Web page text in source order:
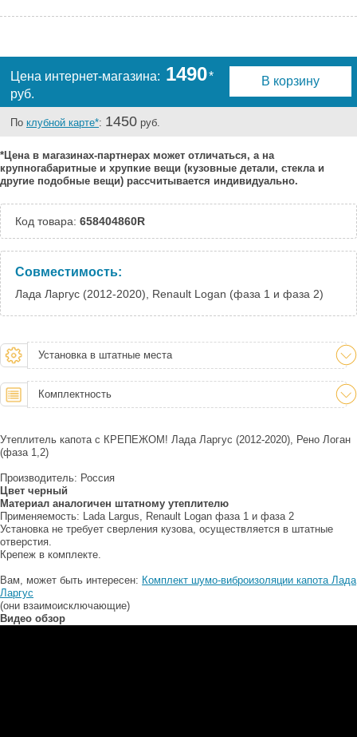
Челябинск:
Под заказ
Цена интернет-магазина: 1490*
руб.
В корзину
По клубной карте*: 1450 руб.
*Цена в магазинах-партнерах может отличаться, а на
крупногабаритные и хрупкие вещи (кузовные детали, стекла и
другие подобные вещи) рассчитывается индивидуально.
Код товара: 658404860R
Совместимость:
Лада Ларгус (2012-2020), Renault Logan (фаза 1 и фаза 2)
Установка в штатные места
Комплектность
Утеплитель капота с КРЕПЕЖОМ! Лада Ларгус (2012-2020), Рено Логан
(фаза 1,2)
Производитель: Россия
Цвет черный
Материал аналогичен штатному утеплителю
Применяемость: Lada Largus, Renault Logan фаза 1 и фаза 2
Установка не требует сверления кузова, осуществляется в штатные
отверстия.
Крепеж в комплекте.
Вам, может быть интересен: Комплект шумо-виброизоляции капота Лада
Ларгус
(они взаимоисключающие)
Видео обзор